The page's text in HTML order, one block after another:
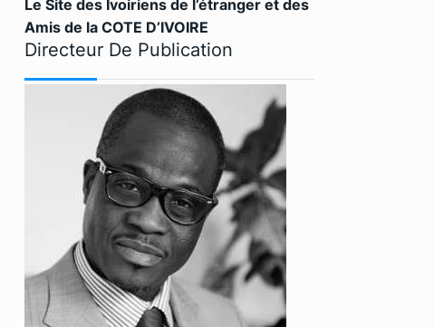
Le Site des Ivoiriens de l’étranger et des
Amis de la COTE D’IVOIRE
Directeur De Publication